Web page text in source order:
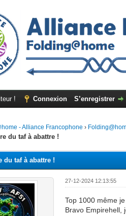
! Connexion S’enregistrer
- Alliance Francophone ›
du taf à abattre !
du taf à abattre !
27-12-2024 12:13:55
Top 1000 même
Bravo Empirehell,